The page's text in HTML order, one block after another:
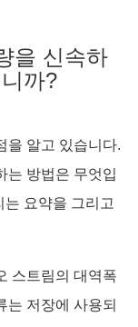
을 신속하
까?
을 알고 있습니다.
는 방법은 무엇입
요약을 그리고
스트림의 대역폭
는 저장에 사용되